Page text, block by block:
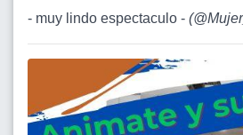
- muy lindo espectaculo - (